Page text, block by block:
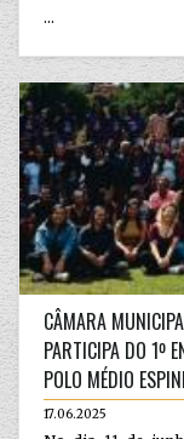
...
CÂMARA
PARTICIPA DO 1º
POLO MÉDIO
17.06.2025